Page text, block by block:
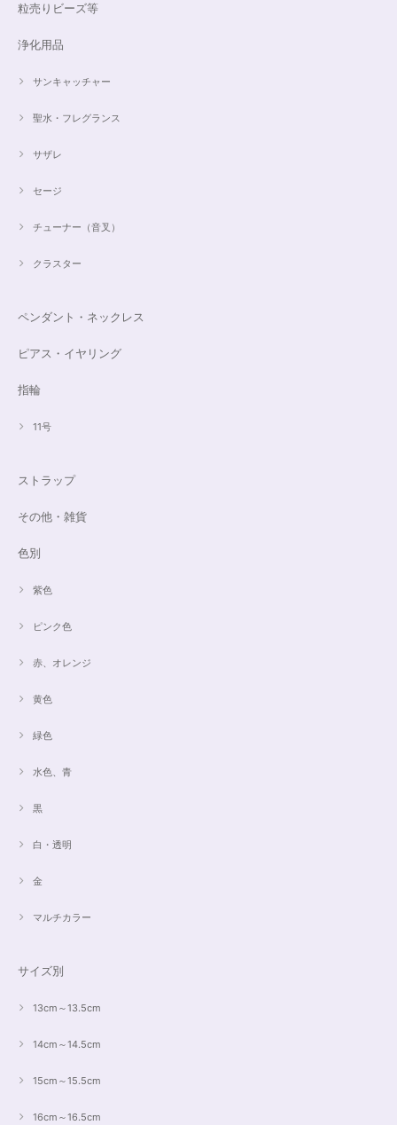
粒売りビーズ等
浄化用品
サンキャッチャー
聖水・フレグランス
サザレ
セージ
チューナー（音叉）
クラスター
ペンダント・ネックレス
ピアス・イヤリング
指輪
11号
ストラップ
その他・雑貨
色別
紫色
ピンク色
赤、オレンジ
黄色
緑色
水色、青
黒
白・透明
金
マルチカラー
サイズ別
13cm～13.5cm
14cm～14.5cm
15cm～15.5cm
16cm～16.5cm